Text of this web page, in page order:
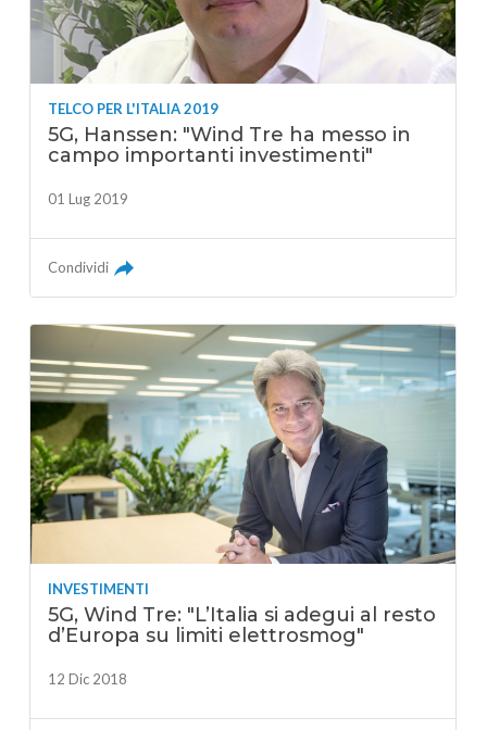
TELCO PER L'ITALIA 2019
5G, Hanssen: "Wind Tre ha messo in
campo importanti investimenti"
01 Lug 2019
Condividi
INVESTIMENTI
5G, Wind Tre: "L’Italia si adegui al resto
d’Europa su limiti elettrosmog"
12 Dic 2018